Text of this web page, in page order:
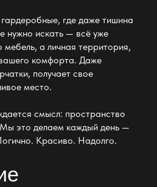
где даже тишина
нужно искать — всё уже
мебель, а личная территория,
комфорта. Даже
получает свое
место.
смысл: пространство
это делаем каждый день —
Красиво. Надолго.